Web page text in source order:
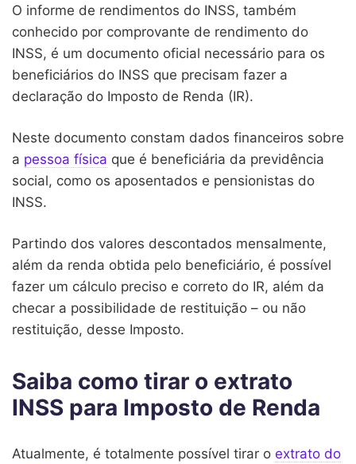
O informe de rendimentos do INSS, também
conhecido por comprovante de rendimento do
INSS, é um documento oficial necessário para os
beneficiários do INSS que precisam fazer a
declaração do Imposto de Renda (IR).
Neste documento constam dados financeiros sobre
a pessoa física que é beneficiária da previdência
social, como os aposentados e pensionistas do
INSS.
Partindo dos valores descontados mensalmente,
além da renda obtida pelo beneficiário, é possível
fazer um cálculo preciso e correto do IR, além da
checar a possibilidade de restituição – ou não
restituição, desse Imposto.
Saiba como tirar o extrato
INSS para Imposto de Renda
Atualmente, é totalmente possível tirar o extrato do